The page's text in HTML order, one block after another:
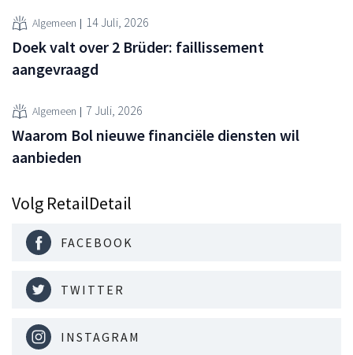
Algemeen 14 Juli, 2026
Doek valt over 2 Brüder: faillissement
aangevraagd
Algemeen 7 Juli, 2026
Waarom Bol nieuwe financiële diensten wil
aanbieden
Volg RetailDetail
FACEBOOK
TWITTER
INSTAGRAM